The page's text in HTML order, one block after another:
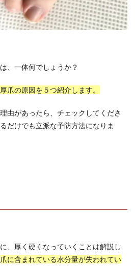
、一体何でしょうか？
爪の原因を５つ紹介します。
由があったら、チェックしてくださ
だけでも立派な予防方法になりま
、厚く硬くなっていくことは解説し
爪に含まれている水分量が失われてい